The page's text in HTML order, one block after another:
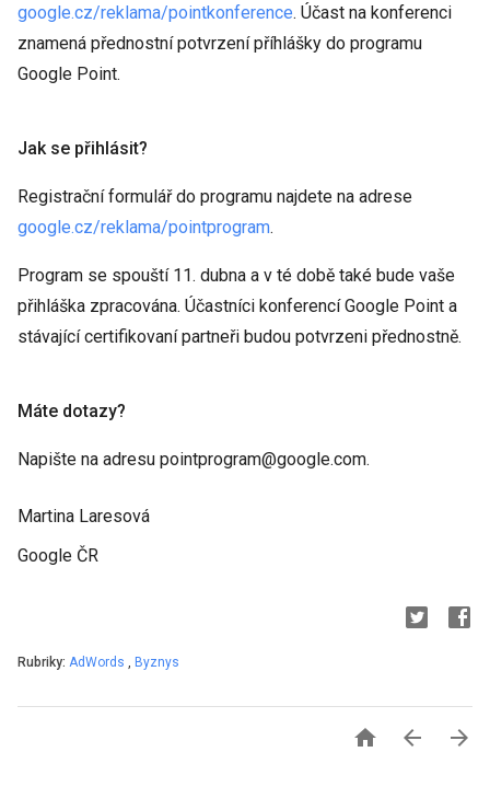
google.cz/reklama/pointkonference. Účast na konferenci
znamená přednostní potvrzení příhlášky do programu
Google Point.
Jak se přihlásit?
Registrační formulář do programu najdete na adrese
google.cz/reklama/pointprogram.
Program se spouští 11. dubna a v té době také bude vaše
přihláška zpracována. Účastníci konferencí Google Point a
stávající certifikovaní partneři budou potvrzeni přednostně.
Máte dotazy?
Napište na adresu pointprogram@google.com.
Martina Laresová
Google ČR
Rubriky: AdWords , Byznys
  